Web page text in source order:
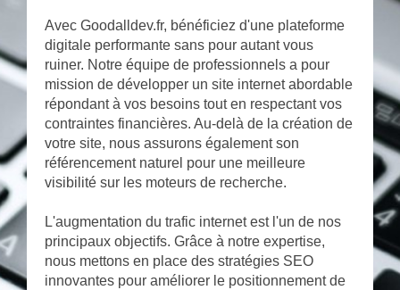
Avec Goodalldev.fr, bénéficiez d'une plateforme
digitale performante sans pour autant vous
ruiner. Notre équipe de professionnels a pour
mission de développer un site internet abordable
répondant à vos besoins tout en respectant vos
contraintes financières. Au-delà de la création de
votre site, nous assurons également son
référencement naturel pour une meilleure
visibilité sur les moteurs de recherche.
L'augmentation du trafic internet est l'un de nos
principaux objectifs. Grâce à notre expertise,
nous mettons en place des stratégies SEO
innovantes pour améliorer le positionnement de